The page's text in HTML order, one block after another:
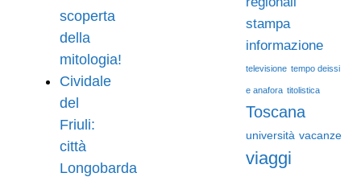
scoperta
della
mitologia!
Cividale
del
Friuli:
città
Longobarda
stampa
informazione
televisione tempo deissi
e anafora titolistica
Toscana
università vacanze
viaggi